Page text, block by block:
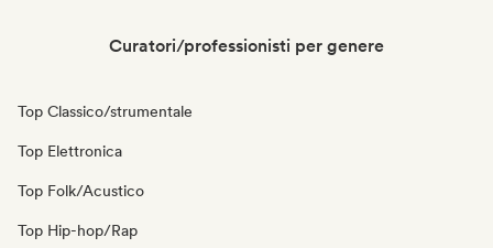
Curatori/professionisti per genere
Top Classico/strumentale
Top Elettronica
Top Folk/Acustico
Top Hip-hop/Rap